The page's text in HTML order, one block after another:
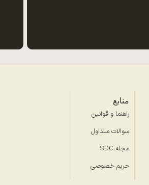
منابع
راهنما و قوانین
سوالات متداول
مجله SDC
حریم خصوصی